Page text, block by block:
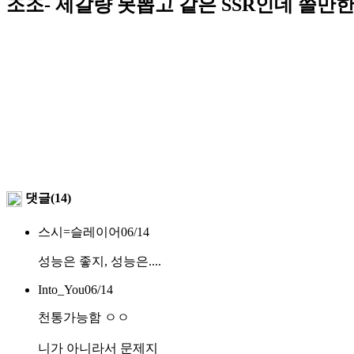
조조- 제갈량 못뽑고 같은 SSR인데 쓸만
댓글(14)
스시=슬레이어06/14
성능은 좋지, 성능은....
Into_You06/14
천통가능함 ㅇㅇ
니가 아니라서 문제지